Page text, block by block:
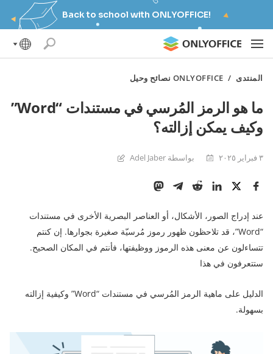
Back to school with ONLYOFFICE!
المنتدى / ONLYOFFICE نصائح وحيل
ما هو الرمز المُرسي في مستندات “Word”
وكيف يمكن إزالته؟
٣ فبراير ٢٠٢٥ بواسطة Adel Jaber
عند إدراج الصور، الأشكال، أو العناصر البصرية الأخرى في مستندات
“Word”، قد تلاحظون ظهور رموز مُرسيّة صغيرة بجوارها. إن كنتم
تتساءلون عن معنى هذه الرموز ووظيفتها، فأنتم في المكان الصحيح.
ستتعرفون في هذا
الدليل على ماهية الرمز المُرسي في مستندات “Word” وكيفية إزالته
بسهولة.